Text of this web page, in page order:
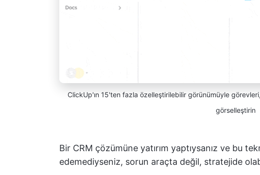
ClickUp'ın 15'ten fazla özelleştirilebilir görünümüyle
görselleştirin
Bir CRM çözümüne yatırım yaptıysanız ve bu
edemediyseniz, sorun araçta değil, stratejide